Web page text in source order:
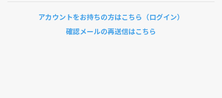
アカウントをお持ちの方はこちら（ログイン）
確認メールの再送信はこちら